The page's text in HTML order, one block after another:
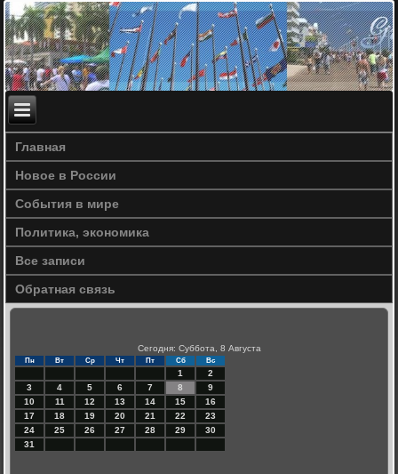
Главная
Новое в России
События в мире
Политика, экономика
Все записи
Обратная связь
Сегодня: Суббота, 8 Августа
Пн Вт Ср Чт Пт Сб Вс
1
2
3
4 5 6 7 8
9
10
11 12 13 14 15
16
17
18 19 20 21 22
23
24
25 26 27 28 29
30
31